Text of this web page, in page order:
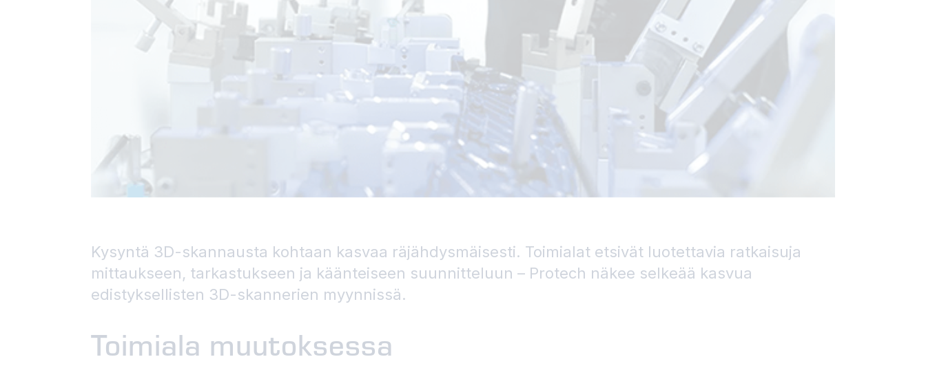
Kysyntä 3D-skannausta kohtaan kasvaa räjähdysmäisesti. Toimialat etsivät luotettavia ratkaisuja
mittaukseen, tarkastukseen ja käänteiseen suunnitteluun – Protech näkee selkeää kasvua
edistyksellisten 3D-skannerien myynnissä.
Toimiala muutoksessa